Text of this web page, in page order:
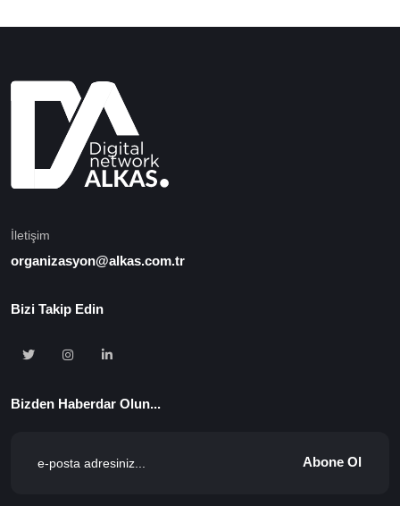
İletişim
organizasyon@alkas.com.tr
Bizi Takip Edin
Bizden Haberdar Olun...
Abone Ol